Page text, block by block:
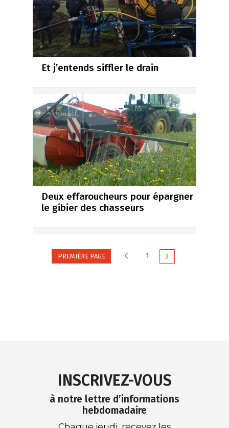
Et j’entends siffler le drain
Deux effaroucheurs pour épargner
le gibier des chasseurs
PREMIÈRE PAGE Précédente
1 2
INSCRIVEZ-VOUS
à notre lettre d’informations
hebdomadaire